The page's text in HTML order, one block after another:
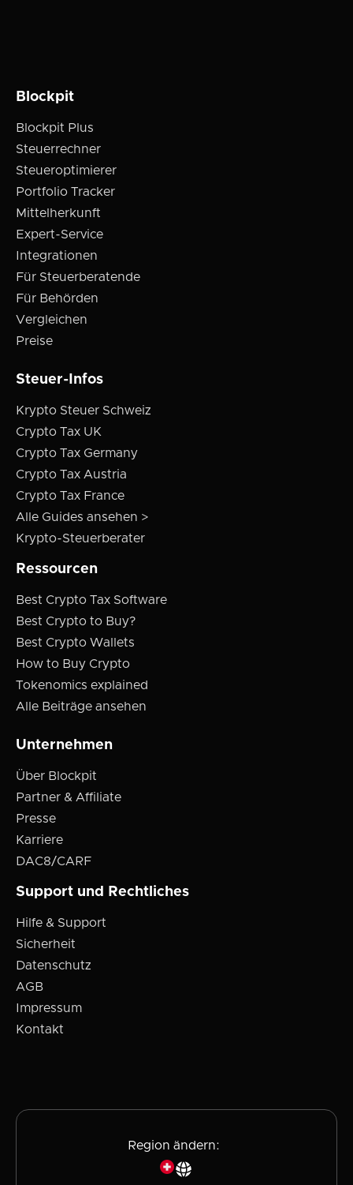
Blockpit
Blockpit Plus
Steuerrechner
Steueroptimierer
Portfolio Tracker
Mittelherkunft
Expert-Service
Integrationen
Für Steuerberatende
Für Behörden
Vergleichen
Preise
Steuer-Infos
Krypto Steuer Schweiz
Crypto Tax UK
Crypto Tax Germany
Crypto Tax Austria
Crypto Tax France
Alle Guides ansehen >
Krypto-Steuerberater
Ressourcen
Best Crypto Tax Software
Best Crypto to Buy?
Best Crypto Wallets
How to Buy Crypto
Tokenomics explained
Alle Beiträge ansehen
Unternehmen
Über Blockpit
Partner & Affiliate
Presse
Karriere
DAC8/CARF
Support und Rechtliches
Hilfe & Support
Sicherheit
Datenschutz
AGB
Impressum
Kontakt
Region ändern: